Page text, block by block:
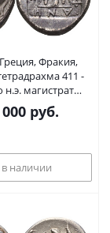
Фракия,
411 -
н.э. магистрат
скачущая
магистрата,
Schonert-Geiss
10-020-67
руб.
наличии